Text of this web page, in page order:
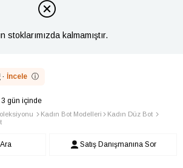
stoklarımızda kalmamıştır.
· İncele ⓘ
gün içinde
Kadın Bot Modelleri
Kadın Düz Bot
Satış Danışmanına Sor